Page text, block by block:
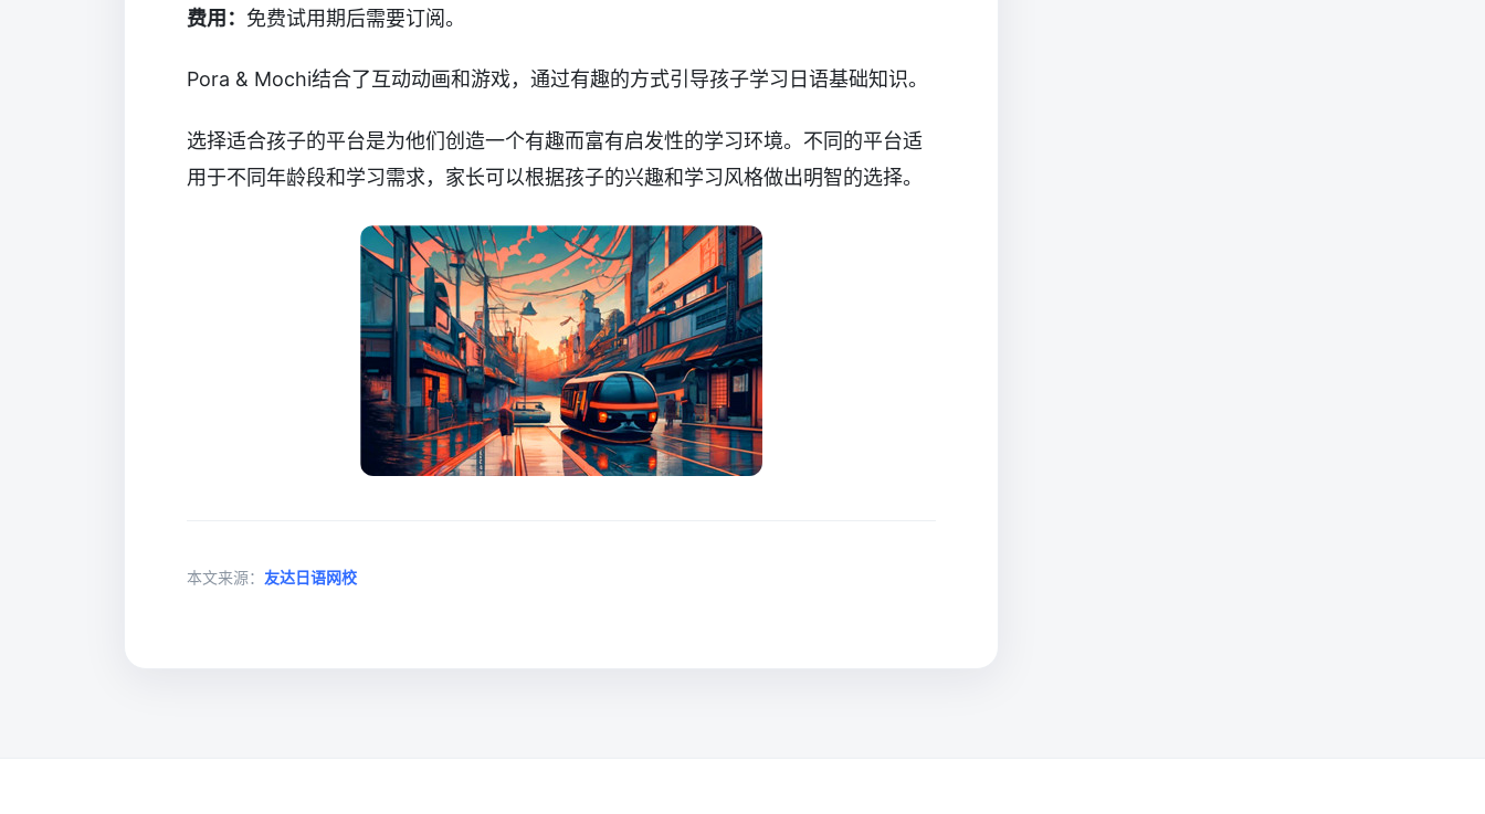
费用： 免费试用期后需要订阅。
Pora & Mochi结合了互动动画和游戏，通过有趣的方式引导孩子学习日语基础知识。
选择适合孩子的平台是为他们创造一个有趣而富有启发性的学习环境。不同的平台适
用于不同年龄段和学习需求，家长可以根据孩子的兴趣和学习风格做出明智的选择。
本文来源： 友达日语网校